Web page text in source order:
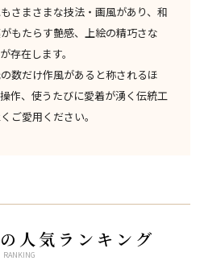
さまさまな技法・画風があり、和
もたらす艶感、上絵の精巧さな
存在します。
数だけ作風があると称されるほ
作、使うたびに愛着が湧く伝統工
ご愛用ください。
人気ランキング
RANKING